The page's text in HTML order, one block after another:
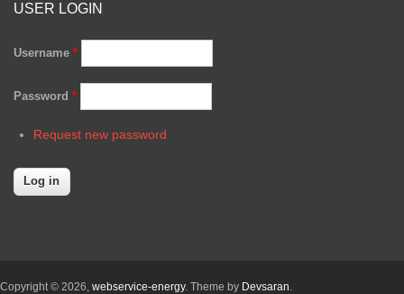
USER LOGIN
Username *
Password *
Request new password
Copyright © 2026, webservice-energy. Theme by Devsaran.